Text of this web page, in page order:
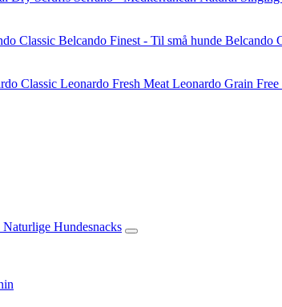
Classic Belcando Finest - Til små hunde Belcando
Classic Leonardo Fresh Meat Leonardo Grain Free
Hundesnacks